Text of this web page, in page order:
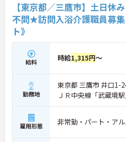
【東京都／三鷹市】土日休
不問★訪問入浴介護職員募
ト》
給料 時給1,315円～
勤務地
東京都 三鷹市 井口1-
ＪＲ中央線「武蔵境
雇用形態 非常勤・パート・ア